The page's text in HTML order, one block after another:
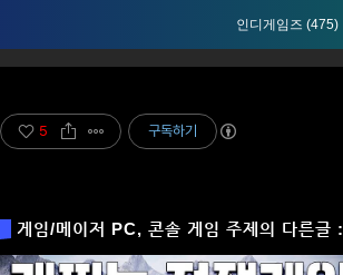
인디게임즈 (475)
5 구독하기
게임/메이저 PC, 콘솔 게임 주제의 다른글 :